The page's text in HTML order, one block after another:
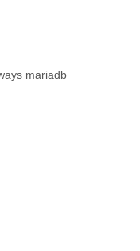
mariadb